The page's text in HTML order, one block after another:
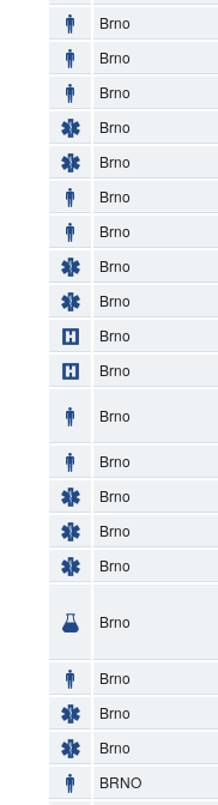
Brno
Brno
Brno
Brno
Brno
Brno
Brno
Brno
Brno
Brno
Brno
Brno
Brno
Brno
Brno
Brno
Brno
Brno
Brno
Brno
BRNO